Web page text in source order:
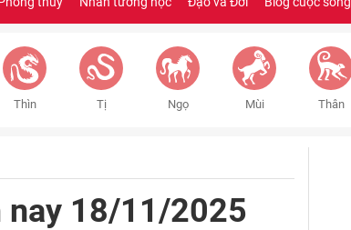
Thìn Tị Ngọ Mùi Thân
nay 18/11/2025